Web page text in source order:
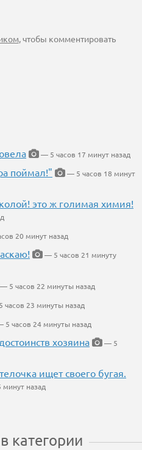
, чтобы комментировать
— 5 часов 17 минут назад
поймал!"
— 5 часов 18 минут
это ж голимая химия!
20 минут назад
— 5 часов 21 минуту
— 5 часов 22 минуты назад
часов 23 минуты назад
5 часов 24 минуты назад
хозяина
— 5
ищет своего бугая.
назад
категории